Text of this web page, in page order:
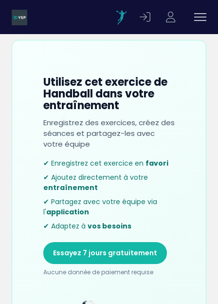
Utilisez cet exercice de
Handball dans votre
entraînement
Enregistrez des exercices, créez des
séances et partagez-les avec
votre équipe
✔ Enregistrez cet exercice en favori
✔ Ajoutez directement à votre
entraînement
✔ Partagez avec votre équipe via
l'application
✔ Adaptez à vos besoins
Essayez 7 jours gratuitement
Aucune donnée de paiement requise